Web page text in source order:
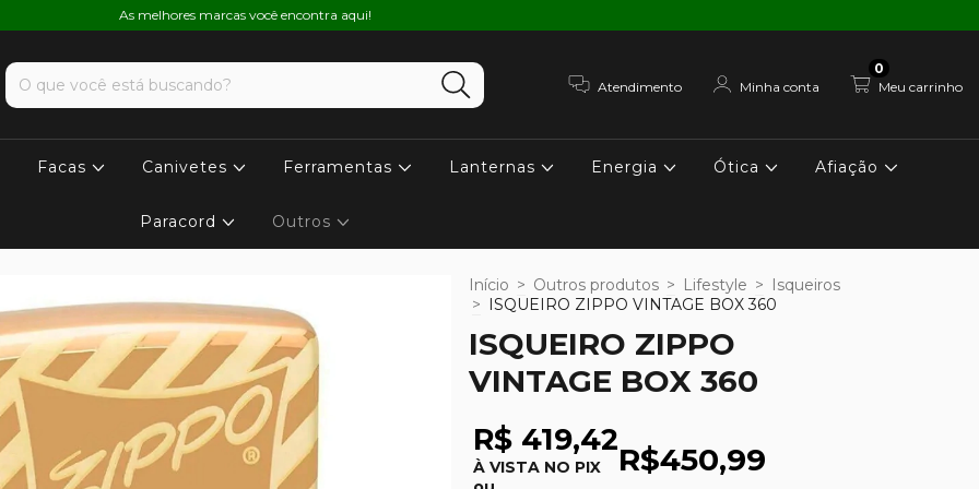
As melhores marcas você encontra aqui!
Atendimento Minha conta Meu carrinho
0
Facas Canivetes Ferramentas Lanternas Energia Ótica Afiação
Paracord Outros
Início > Outros produtos > Lifestyle > Isqueiros
> ISQUEIRO ZIPPO VINTAGE BOX 360
ISQUEIRO ZIPPO
VINTAGE BOX 360
R$ 419,42
À VISTA NO PIX
R$450,99